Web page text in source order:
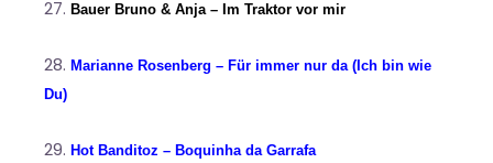
Bauer Bruno & Anja – Im Traktor vor mir
Marianne Rosenberg – Für immer nur da (Ich bin wie
Du)
Hot Banditoz – Boquinha da Garrafa